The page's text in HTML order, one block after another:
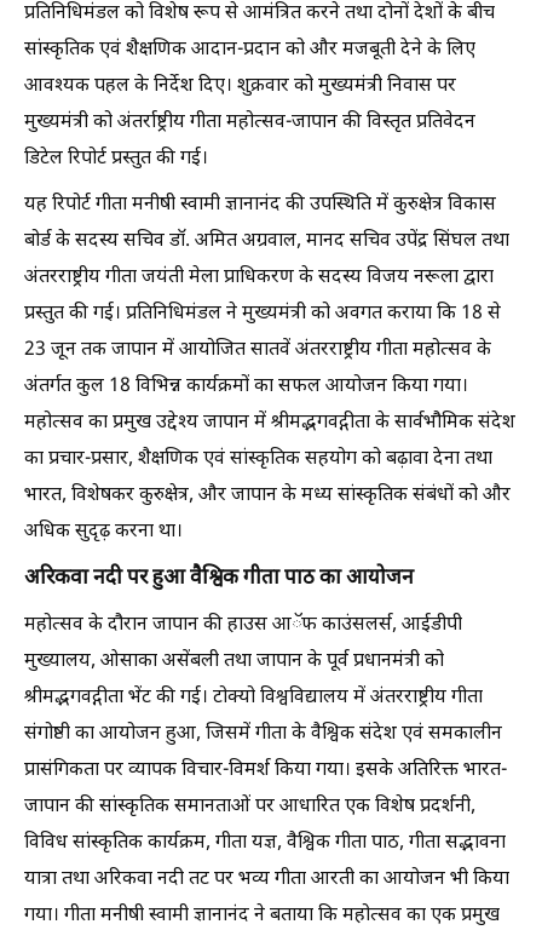
प्रतिनिधिमंडल को विशेष रूप से आमंत्रित करने तथा दोनों देशों के बीच
सांस्कृतिक एवं शैक्षणिक आदान-प्रदान को और मजबूती देने के लिए
आवश्यक पहल के निर्देश दिए। शुक्रवार को मुख्यमंत्री निवास पर
मुख्यमंत्री को अंतर्राष्ट्रीय गीता महोत्सव-जापान की विस्तृत प्रतिवेदन
डिटेल रिपोर्ट प्रस्तुत की गई।
यह रिपोर्ट गीता मनीषी स्वामी ज्ञानानंद की उपस्थिति में कुरुक्षेत्र विकास
बोर्ड के सदस्य सचिव डॉ. अमित अग्रवाल, मानद सचिव उपेंद्र सिंघल तथा
अंतरराष्ट्रीय गीता जयंती मेला प्राधिकरण के सदस्य विजय नरूला द्वारा
प्रस्तुत की गई। प्रतिनिधिमंडल ने मुख्यमंत्री को अवगत कराया कि 18 से
23 जून तक जापान में आयोजित सातवें अंतरराष्ट्रीय गीता महोत्सव के
अंतर्गत कुल 18 विभिन्न कार्यक्रमों का सफल आयोजन किया गया।
महोत्सव का प्रमुख उद्देश्य जापान में श्रीमद्भगवद्गीता के सार्वभौमिक संदेश
का प्रचार-प्रसार, शैक्षणिक एवं सांस्कृतिक सहयोग को बढ़ावा देना तथा
भारत, विशेषकर कुरुक्षेत्र, और जापान के मध्य सांस्कृतिक संबंधों को और
अधिक सुदृढ़ करना था।
अरिकवा नदी पर हुआ वैश्विक गीता पाठ का आयोजन
महोत्सव के दौरान जापान की हाउस आॅफ काउंसलर्स, आईडीपी
मुख्यालय, ओसाका असेंबली तथा जापान के पूर्व प्रधानमंत्री को
श्रीमद्भगवद्गीता भेंट की गई। टोक्यो विश्वविद्यालय में अंतरराष्ट्रीय गीता
संगोष्ठी का आयोजन हुआ, जिसमें गीता के वैश्विक संदेश एवं समकालीन
प्रासंगिकता पर व्यापक विचार-विमर्श किया गया। इसके अतिरिक्त भारत-
जापान की सांस्कृतिक समानताओं पर आधारित एक विशेष प्रदर्शनी,
विविध सांस्कृतिक कार्यक्रम, गीता यज्ञ, वैश्विक गीता पाठ, गीता सद्भावना
यात्रा तथा अरिकवा नदी तट पर भव्य गीता आरती का आयोजन भी किया
गया। गीता मनीषी स्वामी ज्ञानानंद ने बताया कि महोत्सव का एक प्रमुख